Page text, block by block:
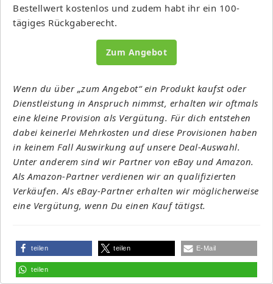
Bestellwert kostenlos und zudem habt ihr ein 100-
tägiges Rückgaberecht.
Zum Angebot
Wenn du über „zum Angebot“ ein Produkt kaufst oder
Dienstleistung in Anspruch nimmst, erhalten wir oftmals
eine kleine Provision als Vergütung. Für dich entstehen
dabei keinerlei Mehrkosten und diese Provisionen haben
in keinem Fall Auswirkung auf unsere Deal-Auswahl.
Unter anderem sind wir Partner von eBay und Amazon.
Als Amazon-Partner verdienen wir an qualifizierten
Verkäufen. Als eBay-Partner erhalten wir möglicherweise
eine Vergütung, wenn Du einen Kauf tätigst.
teilen teilen E-Mail
teilen